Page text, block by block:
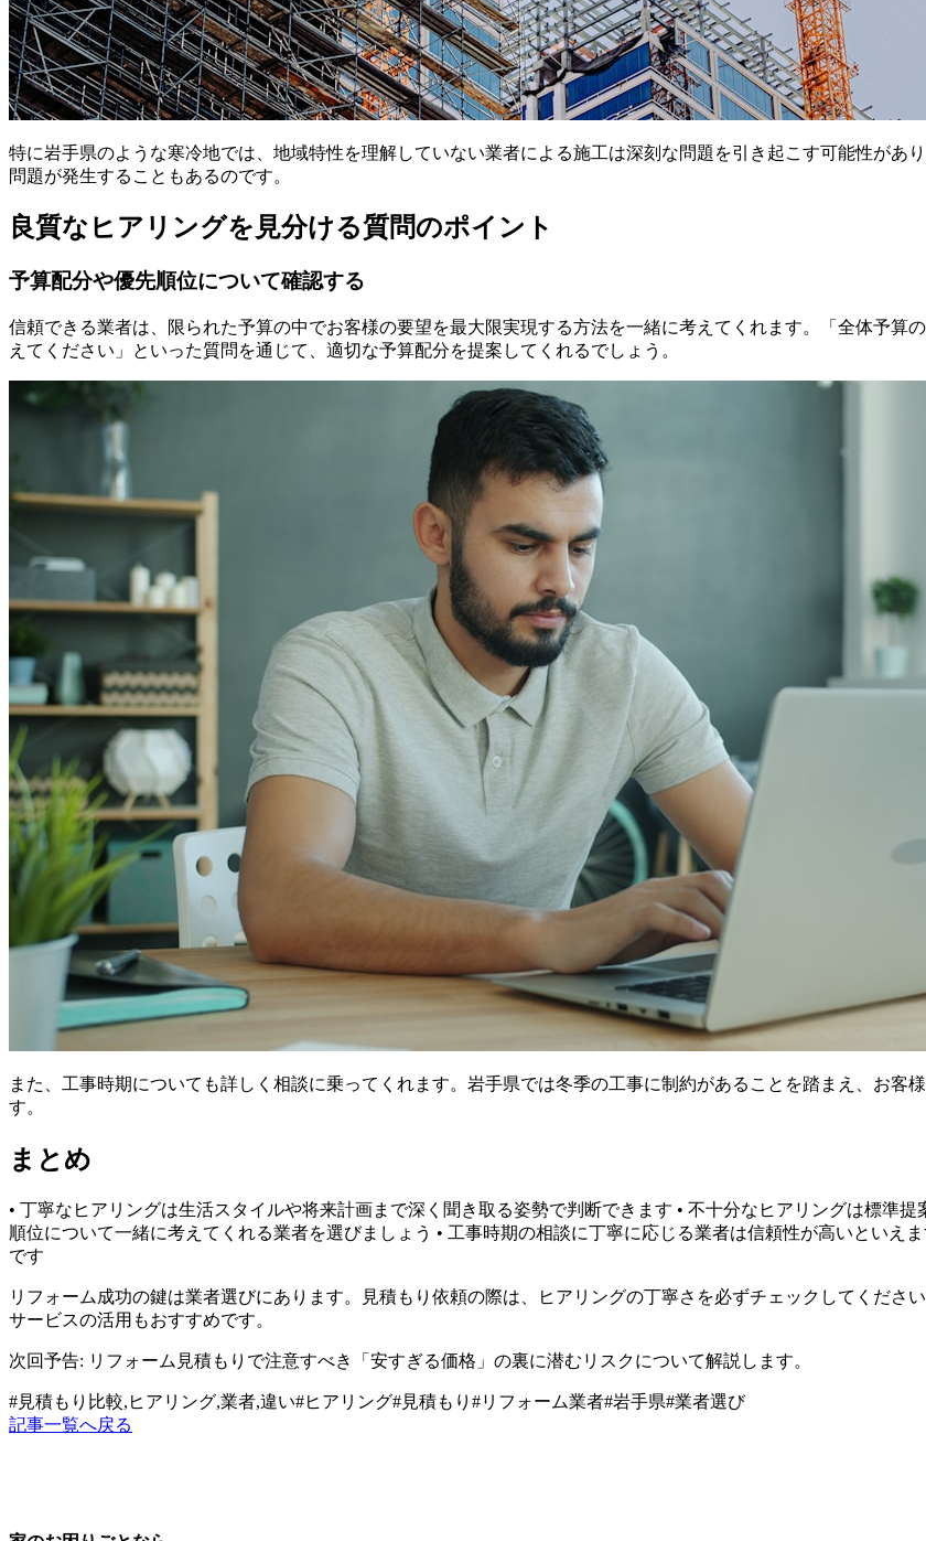
特に岩手県のような寒冷地では、地域特性を理解していない業者による施工は深刻な問題を引き起こす可能性があ
問題が発生することもあるのです。
良質なヒアリングを見分ける質問のポイント
予算配分や優先順位について確認する
信頼できる業者は、限られた予算の中でお客様の要望を最大限実現する方法を一緒に考えてくれます。「全体予算
えてください」といった質問を通じて、適切な予算配分を提案してくれるでしょう。
また、工事時期についても詳しく相談に乗ってくれます。岩手県では冬季の工事に制約があることを踏まえ、お客
す。
まとめ
• 丁寧なヒアリングは生活スタイルや将来計画まで深く聞き取る姿勢で判断できます • 不十分なヒアリングは標準
順位について一緒に考えてくれる業者を選びましょう • 工事時期の相談に丁寧に応じる業者は信頼性が高いといえ
です
リフォーム成功の鍵は業者選びにあります。見積もり依頼の際は、ヒアリングの丁寧さを必ずチェックしてくださ
サービスの活用もおすすめです。
次回予告: リフォーム見積もりで注意すべき「安すぎる価格」の裏に潜むリスクについて解説します。
#見積もり比較,ヒアリング,業者,違い#ヒアリング#見積もり #リフォーム業者#岩手県#業者選び
記事一覧へ戻る